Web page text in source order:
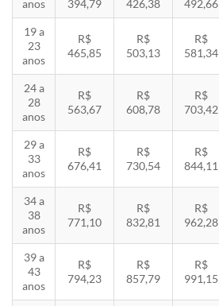
anos
394,79
426,38
492,66
19 a
23
anos
R$
465,85
R$
503,13
R$
581,34
24 a
28
anos
R$
563,67
R$
608,78
R$
703,42
29 a
33
anos
R$
676,41
R$
730,54
R$
844,11
34 a
38
anos
R$
771,10
R$
832,81
R$
962,28
39 a
43
anos
R$
794,23
R$
857,79
R$
991,15